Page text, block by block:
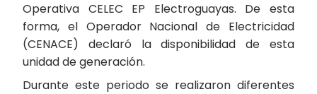
Operativa CELEC EP Electroguayas. De esta
forma, el Operador Nacional de Electricidad
(CENACE) declaró la disponibilidad de esta
unidad de generación.
Durante este periodo se realizaron diferentes